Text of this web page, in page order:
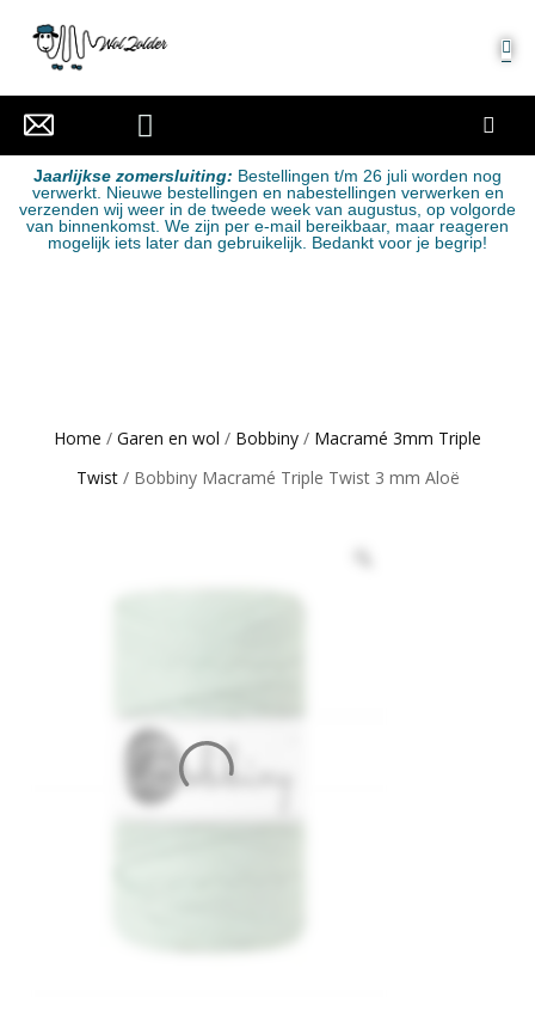
Jaarlijkse zomersluiting: Bestellingen t/m 26 juli worden nog
verwerkt. Nieuwe bestellingen en nabestellingen verwerken en
verzenden wij weer in de tweede week van augustus, op volgorde
van binnenkomst. We zijn per e-mail bereikbaar, maar reageren
mogelijk iets later dan gebruikelijk. Bedankt voor je begrip!
Home / Garen en wol / Bobbiny / Macramé 3mm Triple
Twist/ Bobbiny Macramé Triple Twist 3 mm Aloë